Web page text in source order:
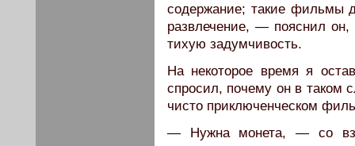
содержание; такие фильмы
развлечение, — пояснил он,
тихую задумчивость.
На некоторое время я
спросил, почему он в таком
чисто приключенческом
— Нужна монета, — со